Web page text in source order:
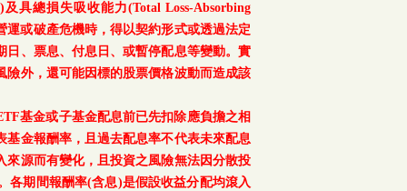
具總損失吸收能力(Total Loss-Absorbing
或破產危機時，得以契約形式或透過法定
、票息、付息日、或暫停配息等變動。實
外，還可能因標的股票價格波動而造成該
基金或子基金配息前已先扣除應負擔之相
金報酬率，且過去配息率不代表未來配息
源而有變化，且投資之風險無法因分散投
各期間報酬率(含息)是假設收益分配均滾入